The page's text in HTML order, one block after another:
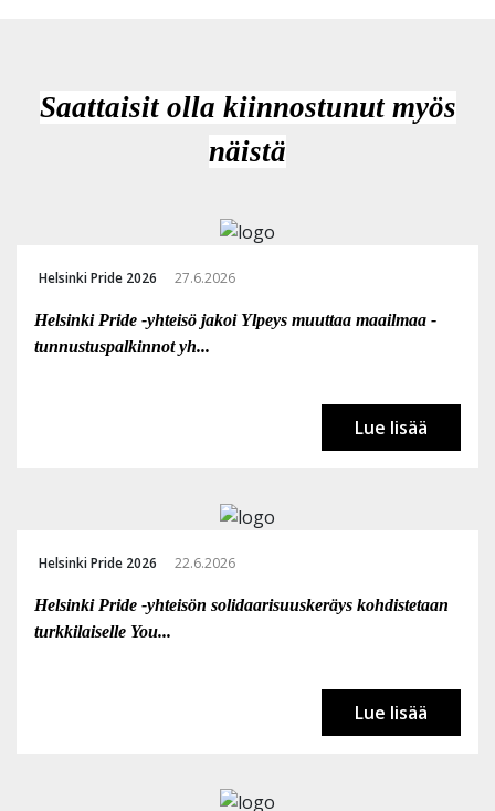
Saattaisit olla kiinnostunut myös
näistä
Helsinki Pride 2026 27.6.2026
Helsinki Pride -yhteisö jakoi Ylpeys muuttaa maailmaa -
tunnustuspalkinnot yh...
Lue lisää
Helsinki Pride 2026 22.6.2026
Helsinki Pride -yhteisön solidaarisuuskeräys kohdistetaan
turkkilaiselle You...
Lue lisää